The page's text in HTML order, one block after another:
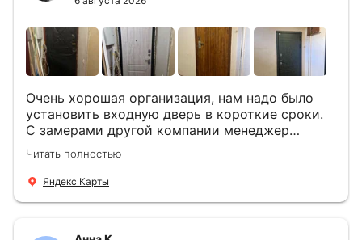
Очень хорошая организация, нам надо было
установить входную дверь в короткие сроки.
С замерами другой компании менеджер
компании Филлип, быстро предоставил нам
варианты дверей, монтаж тоже был очень
четкий, позвонили, согласовали и установили
Читать полностью
Яндекс Карты